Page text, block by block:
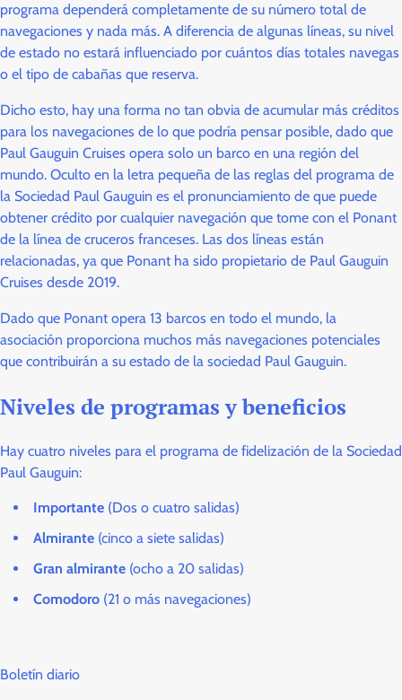
programa dependerá completamente de su número total de
navegaciones y nada más. A diferencia de algunas líneas, su nivel
de estado no estará influenciado por cuántos días totales navegas
o el tipo de cabañas que reserva.
Dicho esto, hay una forma no tan obvia de acumular más créditos
para los navegaciones de lo que podría pensar posible, dado que
Paul Gauguin Cruises opera solo un barco en una región del
mundo. Oculto en la letra pequeña de las reglas del programa de
la Sociedad Paul Gauguin es el pronunciamiento de que puede
obtener crédito por cualquier navegación que tome con el Ponant
de la línea de cruceros franceses. Las dos líneas están
relacionadas, ya que Ponant ha sido propietario de Paul Gauguin
Cruises desde 2019.
Dado que Ponant opera 13 barcos en todo el mundo, la
asociación proporciona muchos más navegaciones potenciales
que contribuirán a su estado de la sociedad Paul Gauguin.
Niveles de programas y beneficios
Hay cuatro niveles para el programa de fidelización de la Sociedad
Paul Gauguin:
Importante (Dos o cuatro salidas)
Almirante (cinco a siete salidas)
Gran almirante (ocho a 20 salidas)
Comodoro (21 o más navegaciones)
Boletín diario